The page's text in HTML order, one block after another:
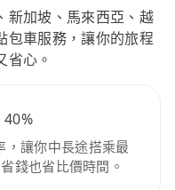
新加坡、馬來西亞、越
包車服務，讓你的旅程
省心。
40%
，讓你中長途搭乘最
錢也省比價時間。